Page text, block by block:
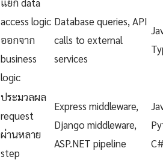
access logic
ออกจาก
business
logic
Database queries, API
calls to external
services
ประมวลผล
request
ผ่านหลาย
step
Express middleware,
Django middleware,
ASP.NET pipeline